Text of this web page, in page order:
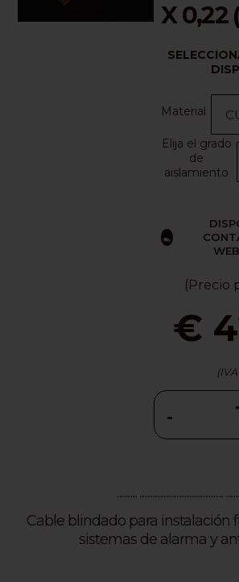
X 0,22
Material
Elija el grado
de
aislamiento
(Precio
€
-
............. ....................................................
Cable blindado para instalación
sistemas de alarma y